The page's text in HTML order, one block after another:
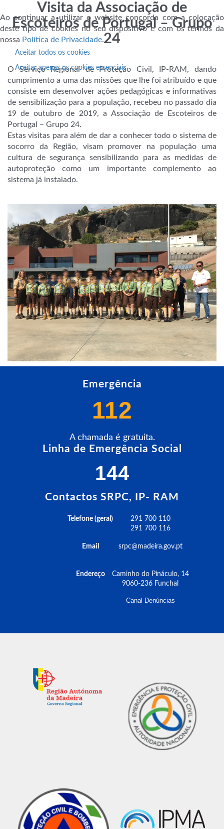
Visita da Associação de
Escoteiros de Portugal – Grupo
24
O Serviço Regional de Proteção Civil, IP-RAM, dando
cumprimento a uma das missões que lhe foi atribuído e que
consiste em desenvolver ações pedagógicas e informativas
de sensibilização para a população, recebeu no passado dia
19 de outubro de 2019, a Associação de Escoteiros de
Portugal – Grupo 24.
Estas visitas para além de dar a conhecer todo o sistema de
socorro da Região, visam promover na população uma
cultura de segurança sensibilizando para as medidas de
autoproteção como um importante complemento ao
sistema já instalado.
Emergência
112
A chamada é gratuita.
Linha de Emergência Social
144
Contactos SRPC, IP- RAM
Telefone (geral)
Email
Endereço
291 700 110
291 700 116
srpc@madeira.gov.pt
Caminho do Pináculo, 14
9060-236 Funchal
Canal Denúncias
Ao continuar a utilizar o website concorda com a colocação
deste tipo de cookies no seu dispositivo e com os termos da
nossa Política de Privacidade.
Aceitar todos os cookies
Aceitar apenas os cookies essenciais